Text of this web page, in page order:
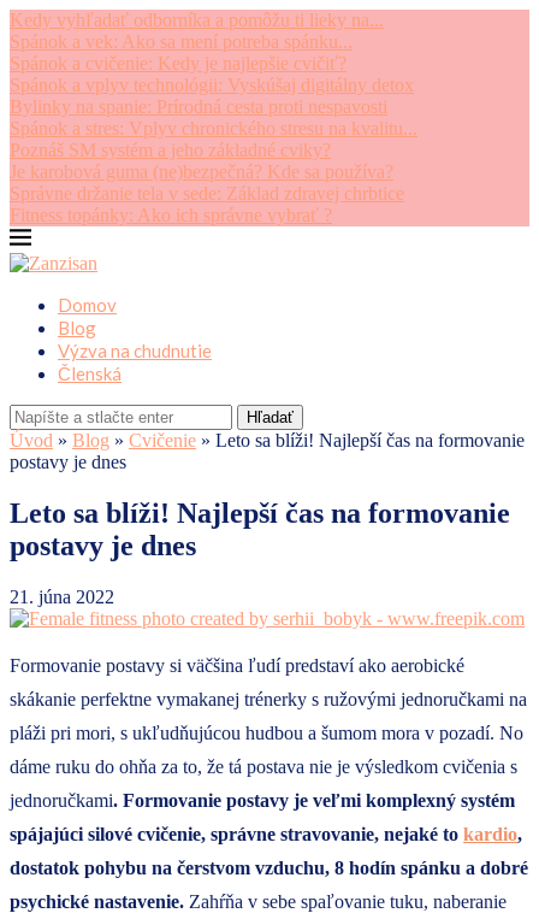
Kedy vyhľadať odborníka a pomôžu ti lieky na...
Spánok a vek: Ako sa mení potreba spánku...
Spánok a cvičenie: Kedy je najlepšie cvičiť?
Spánok a vplyv technológii: Vyskúšaj digitálny detox
Bylinky na spanie: Prírodná cesta proti nespavosti
Spánok a stres: Vplyv chronického stresu na kvalitu...
Poznáš SM systém a jeho základné cviky?
Je karobová guma (ne)bezpečná? Kde sa používa?
Správne držanie tela v sede: Základ zdravej chrbtice
Fitness topánky: Ako ich správne vybrať ?
Domov
Blog
Výzva na chudnutie
Členská
Hľadať
Úvod » Blog » Cvičenie » Leto sa blíži! Najlepší čas na formovanie
postavy je dnes
Leto sa blíži! Najlepší čas na formovanie
postavy je dnes
21. júna 2022
Formovanie postavy si väčšina ľudí predstaví ako aerobické
skákanie perfektne vymakanej trénerky s ružovými jednoručkami na
pláži pri mori, s ukľudňujúcou hudbou a šumom mora v pozadí. No
dáme ruku do ohňa za to, že tá postava nie je výsledkom cvičenia s
jednoručkami. Formovanie postavy je veľmi komplexný systém
spájajúci silové cvičenie, správne stravovanie, nejaké to kardio,
dostatok pohybu na čerstvom vzduchu, 8 hodín spánku a dobré
psychické nastavenie. Zahŕňa v sebe spaľovanie tuku, naberanie